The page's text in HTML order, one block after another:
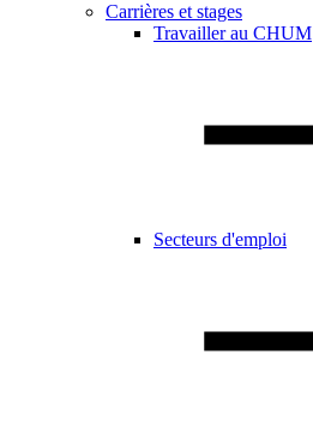
Carrières et stages
Travailler au CHUM
Secteurs d'emploi